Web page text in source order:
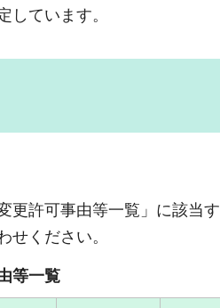
しています。
更許可事由等一覧」に該当
せください。
等一覧